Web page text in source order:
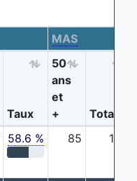
MAS
Taux
50
ans
et
+
Total
58.6 % 85 179